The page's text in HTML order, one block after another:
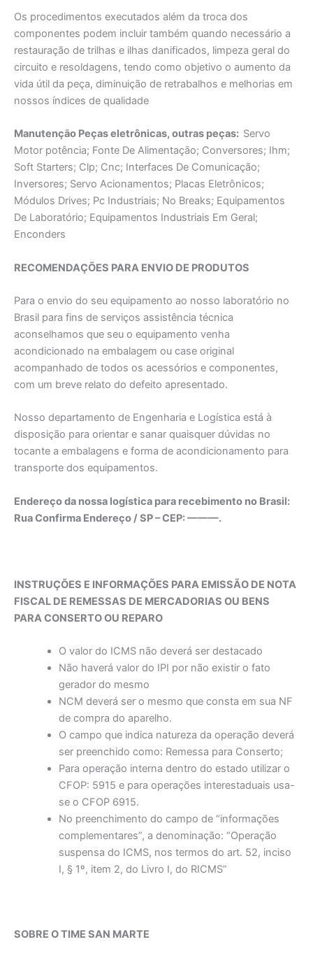
Os procedimentos executados além da troca dos
componentes podem incluir também quando necessário a
restauração de trilhas e ilhas danificados, limpeza geral do
circuito e resoldagens, tendo como objetivo o aumento da
vida útil da peça, diminuição de retrabalhos e melhorias em
nossos índices de qualidade
Manutençāo Peças eletrônicas, outras peças: Servo
Motor potência; Fonte De Alimentaçāo; Conversores; Ihm;
Soft Starters; Clp; Cnc; Interfaces De Comunicação;
Inversores; Servo Acionamentos; Placas Eletrônicos;
Módulos Drives; Pc Industriais; No Breaks; Equipamentos
De Laboratório; Equipamentos Industriais Em Geral;
Enconders
RECOMENDAÇÕES PARA ENVIO DE PRODUTOS
Para o envio do seu equipamento ao nosso laboratório no
Brasil para fins de serviços assistência técnica
aconselhamos que seu o equipamento venha
acondicionado na embalagem ou case original
acompanhado de todos os acessórios e componentes,
com um breve relato do defeito apresentado.
Nosso departamento de Engenharia e Logística está à
disposição para orientar e sanar quaisquer dúvidas no
tocante a embalagens e forma de acondicionamento para
transporte dos equipamentos.
Endereço da nossa logística para recebimento no Brasil:
Rua Confirma Endereço / SP – CEP: ———.
INSTRUÇÕES E INFORMAÇÕES PARA EMISSÃO DE NOTA
FISCAL DE REMESSAS DE MERCADORIAS OU BENS
PARA CONSERTO OU REPARO
O valor do ICMS não deverá ser destacado
Não haverá valor do IPI por não existir o fato
gerador do mesmo
NCM deverá ser o mesmo que consta em sua NF
de compra do aparelho.
O campo que indica natureza da operação deverá
ser preenchido como: Remessa para Conserto;
Para operação interna dentro do estado utilizar o
CFOP: 5915 e para operações interestaduais usa-
se o CFOP 6915.
No preenchimento do campo de “informações
complementares”, a denominação: “Operação
suspensa do ICMS, nos termos do art. 52, inciso
I, § 1º, item 2, do Livro I, do RICMS”
SOBRE O TIME SAN MARTE